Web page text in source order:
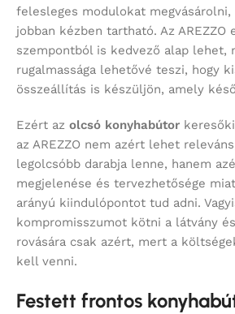
felesleges modulokat
jobban kézben tartható. Az AREZZO
szempontból is kedvező alap lehet,
rugalmassága lehetővé teszi, hogy
összeállítás is készüljön, amely
Ezért az olcsó konyhabútor
az AREZZO nem azért lehet
legolcsóbb darabja lenne, hanem
megjelenése és tervezhetősége
arányú kiindulópontot tud adni.
kompromisszumot kötni a látvány
rovására csak azért, mert a
kell venni.
Festett frontos